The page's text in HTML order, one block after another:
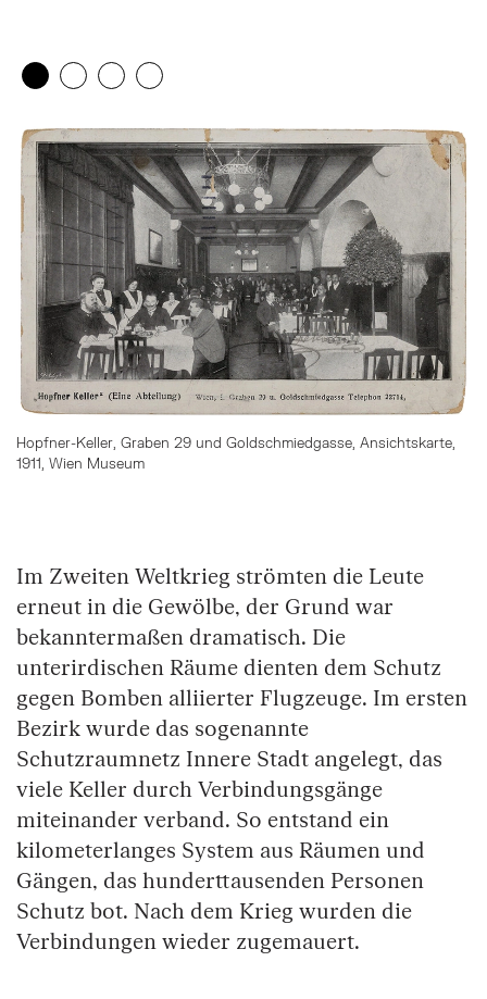
Überspringe den Bilder Slider
Hopfner-Keller, Graben 29 und Goldschmiedgasse, Ansichtskarte,
1911, Wien Museum
Zeige 1. Element
(Aktuelles Element)
Zeige 2. Element
Zeige 3. Element
Zeige 4. Element
Springe zum Anfang des Bilder Slider
Im Zweiten Weltkrieg strömten die Leute
erneut in die Gewölbe, der Grund war
bekanntermaßen dramatisch. Die
unterirdischen Räume dienten dem Schutz
gegen Bomben alliierter Flugzeuge. Im ersten
Bezirk wurde das sogenannte
Schutzraumnetz Innere Stadt angelegt, das
viele Keller durch Verbindungsgänge
miteinander verband. So entstand ein
kilometerlanges System aus Räumen und
Gängen, das hunderttausenden Personen
Schutz bot. Nach dem Krieg wurden die
Verbindungen wieder zugemauert.